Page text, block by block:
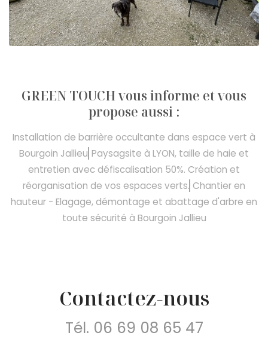
GREEN TOUCH vous informe et vous
propose aussi :
Installation de barrière occultante dans espace vert à
Bourgoin Jallieu Paysagsite à LYON, taille de haie et
entretien avec défiscalisation 50%. Création et
réorganisation de vos espaces verts. Chantier en
hauteur - Elagage, démontage et abattage d'arbre en
toute sécurité à Bourgoin Jallieu
Contactez-nous
Tél. 06 69 08 65 47